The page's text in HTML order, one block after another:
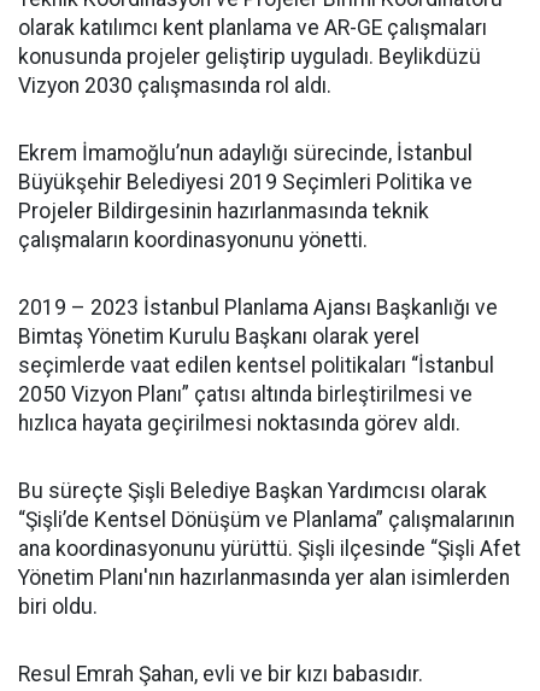
olarak katılımcı kent planlama ve AR-GE çalışmaları
konusunda projeler geliştirip uyguladı. Beylikdüzü
Vizyon 2030 çalışmasında rol aldı.
Ekrem İmamoğlu’nun adaylığı sürecinde, İstanbul
Büyükşehir Belediyesi 2019 Seçimleri Politika ve
Projeler Bildirgesinin hazırlanmasında teknik
çalışmaların koordinasyonunu yönetti.
2019 – 2023 İstanbul Planlama Ajansı Başkanlığı ve
Bimtaş Yönetim Kurulu Başkanı olarak yerel
seçimlerde vaat edilen kentsel politikaları “İstanbul
2050 Vizyon Planı” çatısı altında birleştirilmesi ve
hızlıca hayata geçirilmesi noktasında görev aldı.
Bu süreçte Şişli Belediye Başkan Yardımcısı olarak
“Şişli’de Kentsel Dönüşüm ve Planlama” çalışmalarının
ana koordinasyonunu yürüttü. Şişli ilçesinde “Şişli Afet
Yönetim Planı'nın hazırlanmasında yer alan isimlerden
biri oldu.
Resul Emrah Şahan, evli ve bir kızı babasıdır.